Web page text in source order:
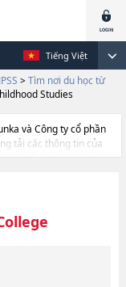
Tiếng Việt
> Tìm nơi du học từ
Studies
và Công ty cổ phần
tải các thông tin của
ngắn hạn, trường
Studies, thông
như số lượng
hướng dẫn địa điểm